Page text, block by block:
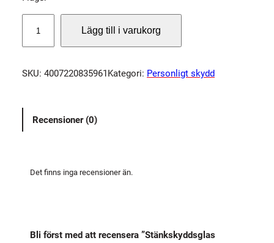
ä
k
k
Lägg till i varukorg
SKU: 4007220835961 Kategori: Personligt skydd
Recensioner (0)
Det finns inga recensioner än.
Bli först med att recensera ”Stänkskyddsglas